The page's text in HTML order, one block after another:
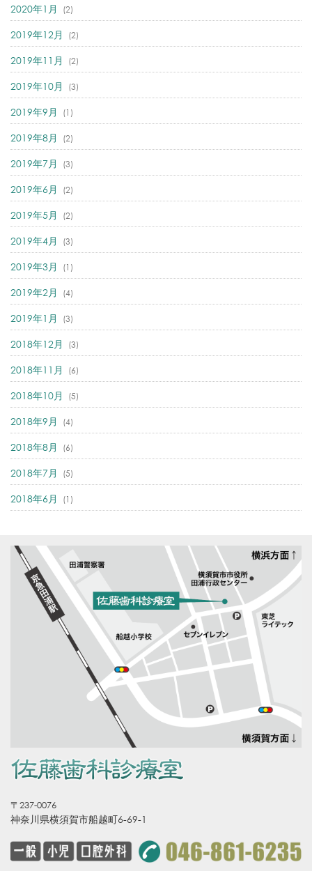
2020年1月 (2)
2019年12月 (2)
2019年11月 (2)
2019年10月 (3)
2019年9月 (1)
2019年8月 (2)
2019年7月 (3)
2019年6月 (2)
2019年5月 (2)
2019年4月 (3)
2019年3月 (1)
2019年2月 (4)
2019年1月 (3)
2018年12月 (3)
2018年11月 (6)
2018年10月 (5)
2018年9月 (4)
2018年8月 (6)
2018年7月 (5)
2018年6月 (1)
〒237-0076
神奈川県横須賀市船越町6-69-1